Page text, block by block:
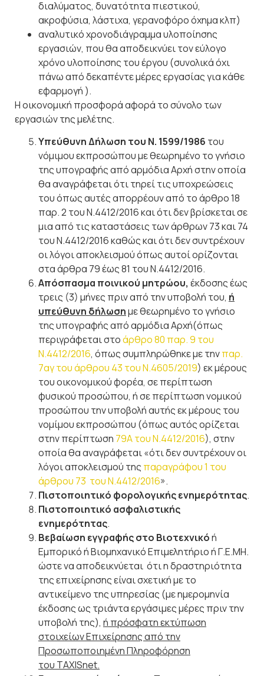
διαλύματος, δυνατότητα πιεστικού,
ακροφύσια, λάστιχα, γερανοφόρο όχημα κλπ)
αναλυτικό χρονοδιάγραμμα υλοποίησης
εργασιών, που θα αποδεικνύει τον εύλογο
χρόνο υλοποίησης του έργου (συνολικά όχι
πάνω από δεκαπέντε μέρες εργασίας για κάθε
εφαρμογή ).
Η οικονομική προσφορά αφορά το σύνολο των
εργασιών της μελέτης.
Υπεύθυνη Δήλωση του Ν. 1599/1986 του
νόμιμου εκπροσώπου με θεωρημένο το γνήσιο
της υπογραφής από αρμόδια Αρχή στην οποία
θα αναγράφεται ότι τηρεί τις υποχρεώσεις
του όπως αυτές απορρέουν από το άρθρο 18
παρ. 2 του Ν.4412/2016 και ότι δεν βρίσκεται σε
μια από τις καταστάσεις των άρθρων 73 και 74
του Ν.4412/2016 καθώς και ότι δεν συντρέχουν
οι λόγοι αποκλεισμού όπως αυτοί ορίζονται
στα άρθρα 79 έως 81 του Ν.4412/2016.
Απόσπασμα ποινικού μητρώου, έκδοσης έως
τρεις (3) μήνες πριν από την υποβολή του, ή
υπεύθυνη δήλωσημε θεωρημένο το γνήσιο
της υπογραφής από αρμόδια Αρχή(όπως
περιγράφεται στοάρθρο 80 παρ. 9 του
Ν.4412/2016, όπως συμπληρώθηκε με τηνπαρ.
7αγ του άρθρου 43 του Ν.4605/2019) εκ μέρους
του οικονομικού φορέα, σε περίπτωση
φυσικού προσώπου, ή σε περίπτωση νομικού
προσώπου την υποβολή αυτής εκ μέρους του
νομίμου εκπροσώπου (όπως αυτός ορίζεται
στην περίπτωση 79Α του Ν.4412/2016), στην
οποία θα αναγράφεται «ότι δεν συντρέχουν οι
λόγοι αποκλεισμού της παραγράφου 1 του
άρθρου 73 του Ν.4412/2016».
Πιστοποιητικό φορολογικής ενημερότητας.
Πιστοποιητικό ασφαλιστικής
ενημερότητας.
Βεβαίωση εγγραφής στο Βιοτεχνικόή
Εμπορικό ή Βιομηχανικό Επιμελητήριο ή Γ.Ε.ΜΗ.
ώστε να αποδεικνύεται ότι η δραστηριότητα
της επιχείρησης είναι σχετική με το
αντικείμενο της υπηρεσίας (με ημερομηνία
έκδοσης ως τριάντα εργάσιμες μέρες πριν την
υποβολή της), ή πρόσφατη εκτύπωση
στοιχείων Επιχείρησης από την
Προσωποποιημένη Πληροφόρηση
του TAXISnet.